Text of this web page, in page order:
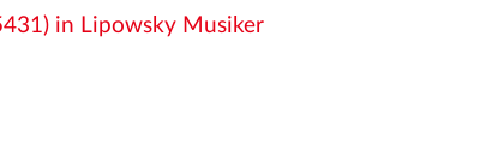
in Lipowsky Musiker